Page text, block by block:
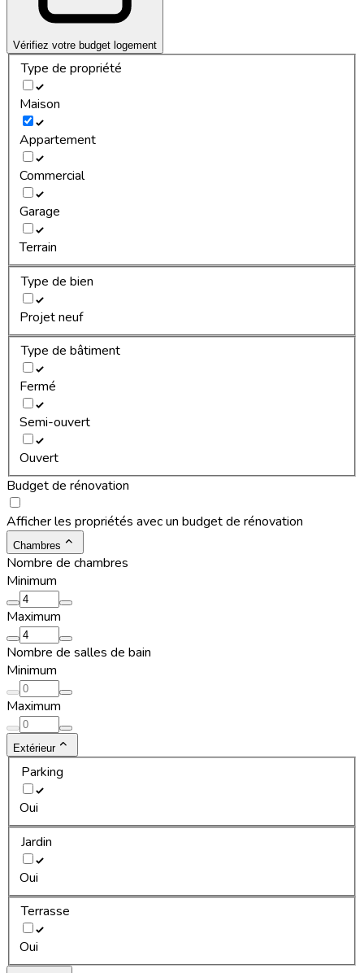
Vérifiez votre budget logement
Type de propriété
Maison
Appartement
Commercial
Garage
Terrain
Type de bien
Projet neuf
Type de bâtiment
Fermé
Semi-ouvert
Ouvert
Budget de rénovation
Afficher les propriétés avec un budget de rénovation
Chambres
Nombre de chambres
Minimum
Maximum
Nombre de salles de bain
Minimum
Maximum
Extérieur
Parking
Oui
Jardin
Oui
Terrasse
Oui